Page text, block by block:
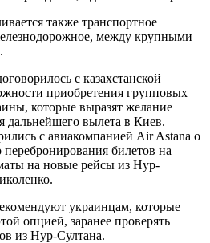
также транспортное
между крупными
с казахстанской
приобретения групповых
которые выразят желание
дальнейшего вылета в Киев.
с авиакомпанией Air Astana о
билетов на
на новые рейсы из Нур-
украинцам, которые
опцией, заранее проверять
из Нур-Султана.